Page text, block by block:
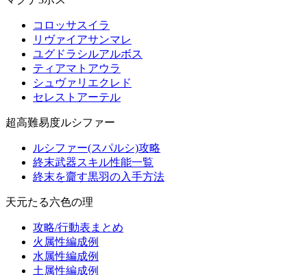
コロッサスイラ
リヴァイアサンマレ
ユグドラシルアルボス
ティアマトアウラ
シュヴァリエクレド
セレストアーテル
超高難易度ルシファー
ルシファー(スパルシ)攻略
終末武器スキル性能一覧
終末を齎す黒羽の入手方法
天元たる六色の理
攻略/行動表まとめ
火属性編成例
水属性編成例
土属性編成例